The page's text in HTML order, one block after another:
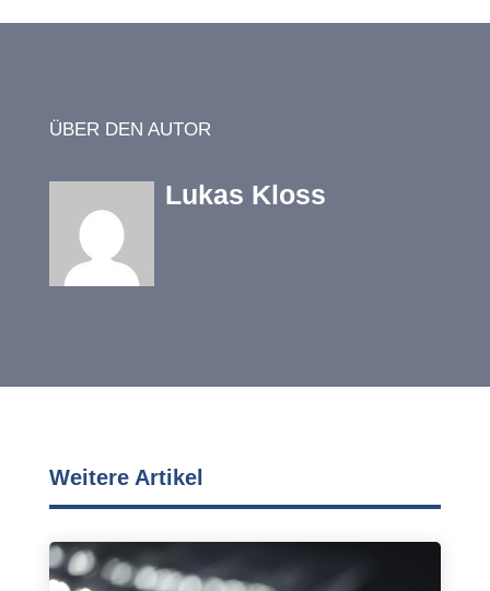
ÜBER DEN AUTOR
Lukas Kloss
Weitere Artikel